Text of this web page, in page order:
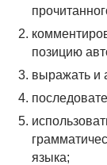
позицию
выражать и
языка;